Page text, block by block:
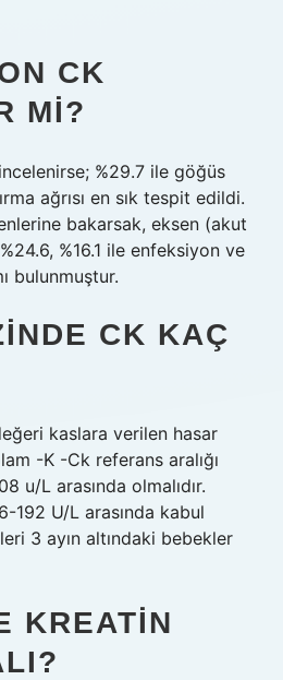
CK
MI?
%29.7 ile göğüs
ağrısı en sık tespit edildi.
bakarsak, eksen (akut
%16.1 ile enfeksiyon ve
bulunmuştur.
CK KAÇ
kaslara verilen hasar
-K -Ck referans aralığı
u/L arasında olmalıdır.
192 U/L arasında kabul
3 ayın altındaki bebekler
KREATIN